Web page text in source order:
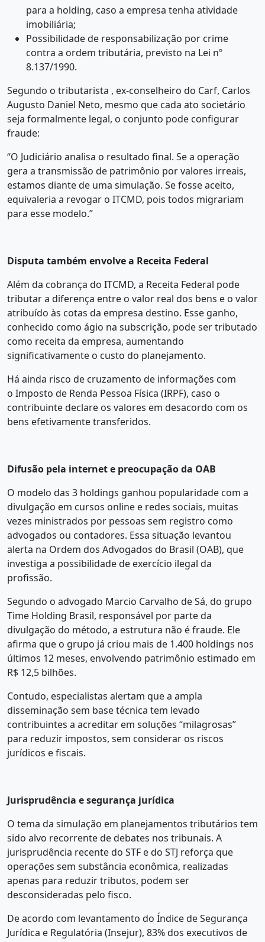
para a holding, caso a empresa tenha atividade
imobiliária;
Possibilidade de responsabilização por crime
contra a ordem tributária, previsto na Lei nº
8.137/1990.
Segundo o tributarista , ex-conselheiro do Carf, Carlos
Augusto Daniel Neto, mesmo que cada ato societário
seja formalmente legal, o conjunto pode configurar
fraude:
“O Judiciário analisa o resultado final. Se a operação
gera a transmissão de patrimônio por valores irreais,
estamos diante de uma simulação. Se fosse aceito,
equivaleria a revogar o ITCMD, pois todos migrariam
para esse modelo.”
Disputa também envolve a Receita Federal
Além da cobrança do ITCMD, a Receita Federal pode
tributar a diferença entre o valor real dos bens e o valor
atribuído às cotas da empresa destino. Esse ganho,
conhecido como ágio na subscrição, pode ser tributado
como receita da empresa, aumentando
significativamente o custo do planejamento.
Há ainda risco de cruzamento de informações com
o Imposto de Renda Pessoa Física (IRPF), caso o
contribuinte declare os valores em desacordo com os
bens efetivamente transferidos.
Difusão pela internet e preocupação da OAB
O modelo das 3 holdings ganhou popularidade com a
divulgação em cursos online e redes sociais, muitas
vezes ministrados por pessoas sem registro como
advogados ou contadores. Essa situação levantou
alerta na Ordem dos Advogados do Brasil (OAB), que
investiga a possibilidade de exercício ilegal da
profissão.
Segundo o advogado Marcio Carvalho de Sá, do grupo
Time Holding Brasil, responsável por parte da
divulgação do método, a estrutura não é fraude. Ele
afirma que o grupo já criou mais de 1.400 holdings nos
últimos 12 meses, envolvendo patrimônio estimado em
R$ 12,5 bilhões.
Contudo, especialistas alertam que a ampla
disseminação sem base técnica tem levado
contribuintes a acreditar em soluções “milagrosas”
para reduzir impostos, sem considerar os riscos
jurídicos e fiscais.
Jurisprudência e segurança jurídica
O tema da simulação em planejamentos tributários tem
sido alvo recorrente de debates nos tribunais. A
jurisprudência recente do STF e do STJ reforça que
operações sem substância econômica, realizadas
apenas para reduzir tributos, podem ser
desconsideradas pelo fisco.
De acordo com levantamento do Índice de Segurança
Jurídica e Regulatória (Insejur), 83% dos executivos de